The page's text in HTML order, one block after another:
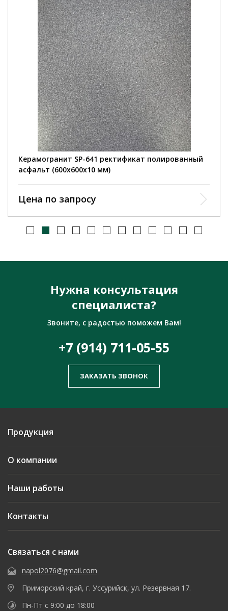
Керамогранит SP-641 ректификат полированный
асфальт (600х600х10 мм)
Цена по запросу
Нужна консультация
специалиста?
Звоните, с радостью поможем Вам!
+7 (914) 711-05-55
ЗАКАЗАТЬ ЗВОНОК
Продукция
О компании
Наши работы
Контакты
Связаться с нами
napol2076@gmail.com
Приморский край, г. Уссурийск, ул. Резервная 17.
Пн-Пт с 9:00 до 18:00